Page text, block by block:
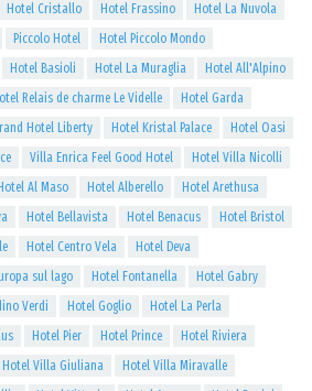
Hotel Cristallo Hotel Frassino
Hotel La Nuvola
Piccolo Hotel
Hotel Piccolo Mondo
Hotel Basioli Hotel La Muraglia
Hotel All'Alpino
Relais de charme Le Videlle
Hotel Garda
Hotel Liberty Hotel Kristal Palace
Hotel Oasi
Villa Enrica Feel Good Hotel
Hotel Villa Nicolli
Hotel Al Maso Hotel Alberello
Hotel Arethusa
Hotel Bellavista Hotel Benacus
Hotel Bristol
Hotel Centro Vela
Hotel Deva
sul lago Hotel Fontanella
Hotel Gabry
Verdi Hotel Goglio
Hotel La Perla
Hotel Pier Hotel Prince
Hotel Riviera
Hotel Villa Giuliana
Hotel Villa Miravalle